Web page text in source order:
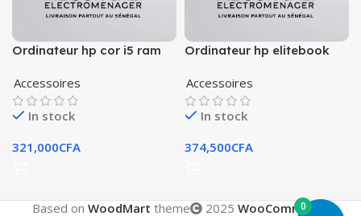
Ordinateur hp cor i5 ram
Accessoires
In stock
321,000CFA
Ordinateur hp elitebook
Accessoires
In stock
374,500CFA
Based on WoodMart theme 2025 WooCommerce
0